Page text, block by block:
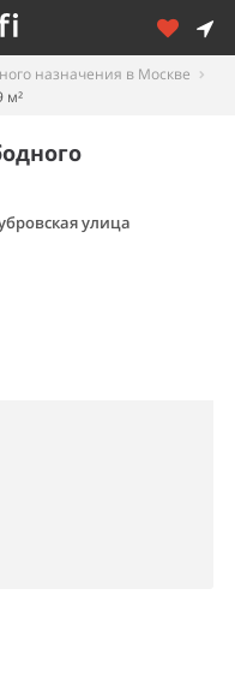
назначения в Москве
м²
улица